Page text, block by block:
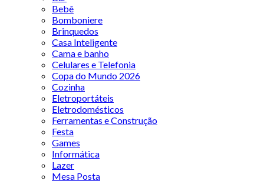
Bebê
Bomboniere
Brinquedos
Casa Inteligente
Cama e banho
Celulares e Telefonia
Copa do Mundo 2026
Cozinha
Eletroportáteis
Eletrodomésticos
Ferramentas e Construção
Festa
Games
Informática
Lazer
Mesa Posta